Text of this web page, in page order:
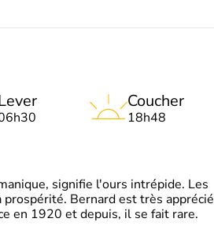
Coucher
18h48
signifie l'ours intrépide. Les
Bernard est très apprécié
en 1920 et depuis, il se fait rare.